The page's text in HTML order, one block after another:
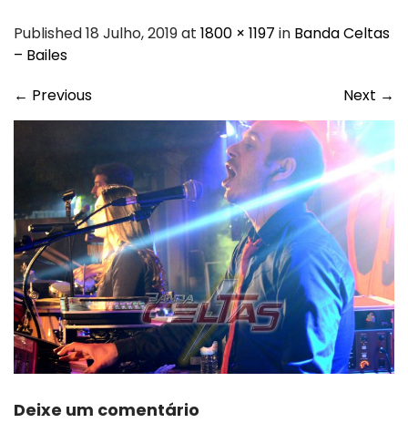
Published 18 Julho, 2019 at 1800 × 1197 in Banda Celtas
– Bailes
← Previous Next →
Deixe um comentário